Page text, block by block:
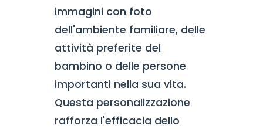
immagini con foto
dell'ambiente familiare, delle
attività preferite del
bambino o delle persone
importanti nella sua vita.
Questa personalizzazione
rafforza l'efficacia dello